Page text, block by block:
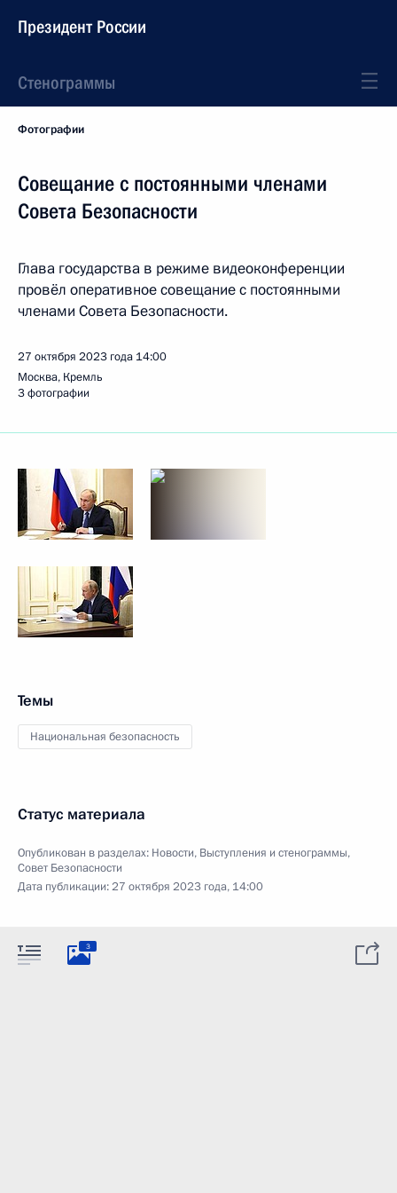
Президент России
Стенограммы
Фотографии
Совещание с постоянными членами
Совета Безопасности
Глава государства в режиме видеоконференции
провёл оперативное совещание с постоянными
членами Совета Безопасности.
27 октября 2023 года 14:00
Москва, Кремль
3 фотографии
Темы
Национальная безопасность
Статус материала
Опубликован в разделах: Новости, Выступления и стенограммы,
Совет Безопасности
Дата публикации:27 октября 2023 года, 14:00
3